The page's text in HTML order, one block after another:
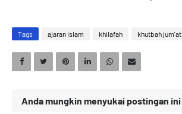
Tags ajaran islam khilafah khutbah jum'at
Anda mungkin menyukai postingan ini